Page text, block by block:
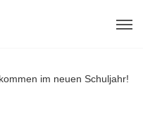
im neuen Schuljahr!